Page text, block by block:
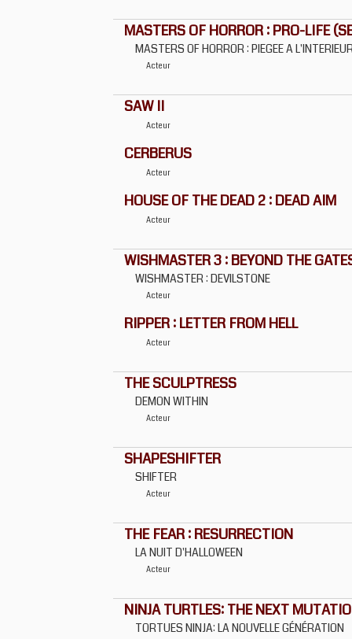
MASTERS OF HORROR : PRO-LIFE
MASTERS OF HORROR : PIEGEE A
Acteur
SAW II
Acteur
CERBERUS
Acteur
HOUSE OF THE DEAD 2 : DEAD AIM
Acteur
WISHMASTER 3 : BEYOND THE
WISHMASTER : DEVILSTONE
Acteur
RIPPER : LETTER FROM HELL
Acteur
THE SCULPTRESS
DEMON WITHIN
Acteur
SHAPESHIFTER
SHIFTER
Acteur
THE FEAR : RESURRECTION
LA NUIT D'HALLOWEEN
Acteur
NINJA TURTLES: THE NEXT
TORTUES NINJA: LA NOUVELLE GÉNÉRATION